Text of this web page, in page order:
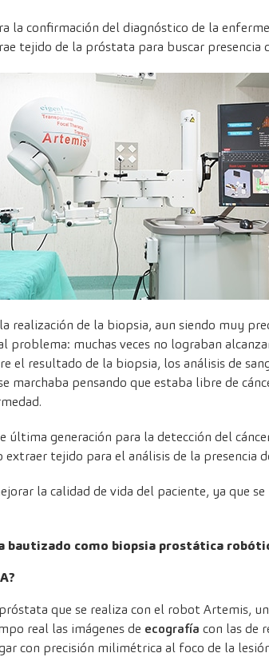
la confirmación del diagnóstico de la
tejido de la próstata para buscar presencia
realización de la biopsia, aun siendo muy
problema: muchas veces no lograban
resultado de la biopsia, los análisis de
marchaba pensando que estaba libre de
generación para la detección del
tejido para el análisis de la presencia
la calidad de vida del paciente, ya que
bautizado como biopsia prostática
que se realiza con el robot Artemis,
real las imágenes de ecografía con las de
con precisión milimétrica al foco de la